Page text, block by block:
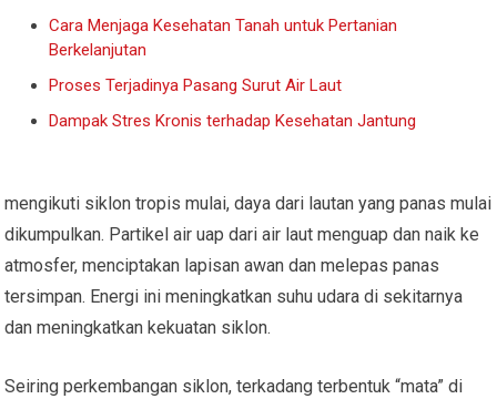
Cara Menjaga Kesehatan Tanah untuk Pertanian
Berkelanjutan
Proses Terjadinya Pasang Surut Air Laut
Dampak Stres Kronis terhadap Kesehatan Jantung
mengikuti siklon tropis mulai, daya dari lautan yang panas mulai
dikumpulkan. Partikel air uap dari air laut menguap dan naik ke
atmosfer, menciptakan lapisan awan dan melepas panas
tersimpan. Energi ini meningkatkan suhu udara di sekitarnya
dan meningkatkan kekuatan siklon.
Seiring perkembangan siklon, terkadang terbentuk “mata” di